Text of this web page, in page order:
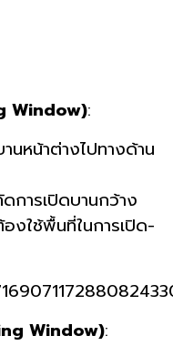
Window):
นหน้าต่างไปทางด้าน
การเปิดบานกว้าง
งใช้พื้นที่ในการเปิด-
Window):